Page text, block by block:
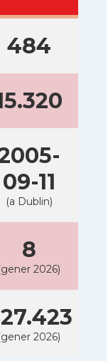
484
09-11
(a Dublin)
8
2026)
2026)